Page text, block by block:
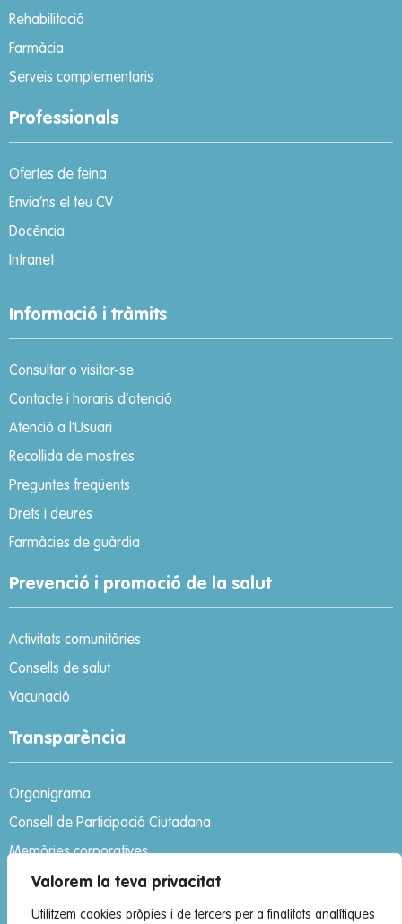
Valorem la teva privacitat
Utilitzem cookies pròpies i de tercers per a finalitats analítiques
Rehabilitació
Farmàcia
Serveis complementaris
Professionals
Ofertes de feina
Envia’ns el teu CV
Docència
Intranet
Informació i tràmits
Consultar o visitar-se
Contacte i horaris d’atenció
Atenció a l’Usuari
Recollida de mostres
Preguntes freqüents
Drets i deures
Farmàcies de guàrdia
Prevenció i promoció de la salut
Activitats comunitàries
Consells de salut
Vacunació
Transparència
Organigrama
Consell de Participació Ciutadana
Memòries corporatives
Portal de la transparència
Codi ètic